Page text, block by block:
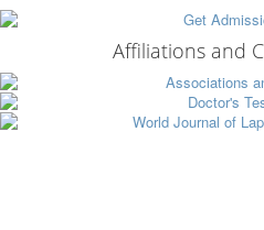
Affiliations and